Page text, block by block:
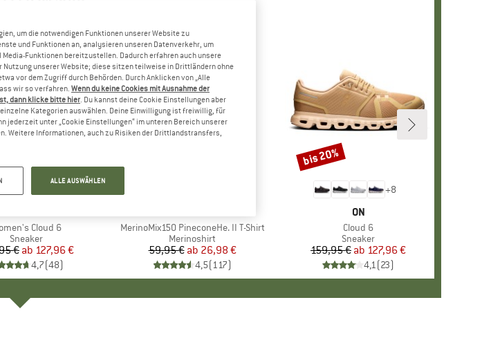
Cloud 6
Produktgruppe
Sneaker
Preis
€ reduzierter Preis
ab 127,96 €
4,7(48)
Artikel
MerinoMix150 PineconeHe. II T-Shirt
Produktgruppe
Merinoshirt
Preis
59,95 € reduzierter Preis
ab 26,98 €
4,5(117)
+8
MARKE
ON
Artikel
Cloud 6
Produktgruppe
Sneaker
Preis
159,95 € reduzierter Preis
ab 127,96 €
4,1(23)
Rabatt
bis 20%
um die notwendigen Funktionen unserer Website zu
und Funktionen an, analysieren unseren Datenverkehr, um
Funktionen bereitzustellen. Dadurch erfahren auch unsere
Nutzung unserer Website; diese sitzen teilweise in Drittländern ohne
vor dem Zugriff durch Behörden. Durch Anklicken von „Alle
wir so verfahren. Wenn du keine Cookies mit Ausnahme der
dann klicke bitte hier. Du kannst deine Cookie Einstellungen aber
Kategorien auswählen. Deine Einwilligung ist freiwillig, für
jederzeit unter „Cookie Einstellungen“ im unteren Bereich unserer
Weitere Informationen, auch zu Risiken der Drittlandstransfers,
ALLE AUSWÄHLEN